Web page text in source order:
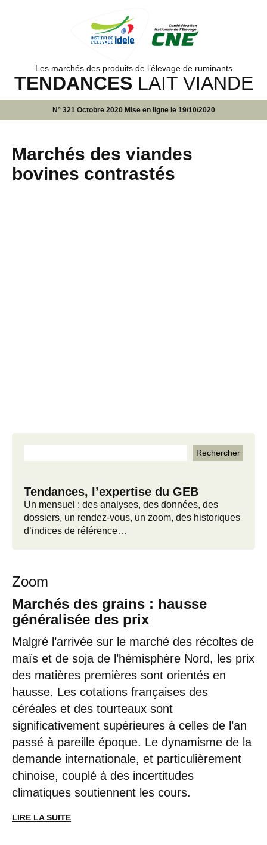
Les marchés des produits de l’élevage de ruminants
TENDANCES LAIT VIANDE
N° 321 Octobre 2020 Mise en ligne le 19/10/2020
Marchés des viandes
bovines contrastés
Tendances, l’expertise du GEB
Un mensuel : des analyses, des données, des
dossiers, un rendez-vous, un zoom, des historiques
d’indices de référence…
Zoom
Marchés des grains : hausse
généralisée des prix
Malgré l’arrivée sur le marché des récoltes de
maïs et de soja de l’hémisphère Nord, les prix
des matières premières sont orientés en
hausse. Les cotations françaises des
céréales et des tourteaux sont
significativement supérieures à celles de l’an
passé à pareille époque. Le dynamisme de la
demande internationale, et particulièrement
chinoise, couplé à des incertitudes
climatiques soutiennent les cours.
LIRE LA SUITE